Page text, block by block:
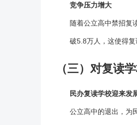
竞争压力增大
随着公立高中禁招复
破5.8万人，这使得复
（三）对复读
民办复读学校迎来发
公立高中的退出，为